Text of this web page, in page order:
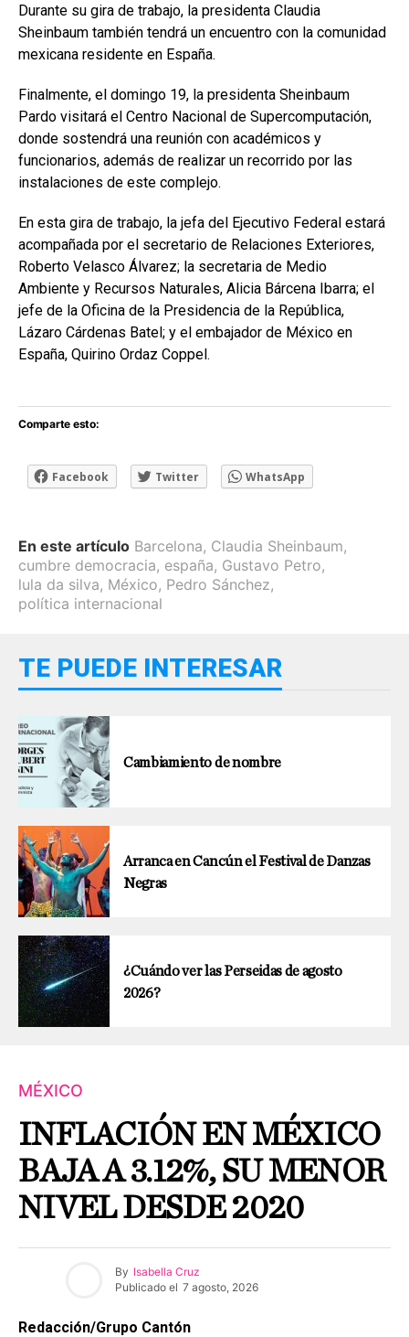
Durante su gira de trabajo, la presidenta Claudia
Sheinbaum también tendrá un encuentro con la comunidad
mexicana residente en España.
Finalmente, el domingo 19, la presidenta Sheinbaum
Pardo visitará el Centro Nacional de Supercomputación,
donde sostendrá una reunión con académicos y
funcionarios, además de realizar un recorrido por las
instalaciones de este complejo.
En esta gira de trabajo, la jefa del Ejecutivo Federal estará
acompañada por el secretario de Relaciones Exteriores,
Roberto Velasco Álvarez; la secretaria de Medio
Ambiente y Recursos Naturales, Alicia Bárcena Ibarra; el
jefe de la Oficina de la Presidencia de la República,
Lázaro Cárdenas Batel; y el embajador de México en
España, Quirino Ordaz Coppel.
Comparte esto:
Facebook Twitter WhatsApp
En este artículo Barcelona, Claudia Sheinbaum,
cumbre democracia, españa, Gustavo Petro,
lula da silva, México, Pedro Sánchez,
política internacional
TE PUEDE INTERESAR
Cambiamiento de nombre
Arranca en Cancún el Festival de Danzas
Negras
¿Cuándo ver las Perseidas de agosto
2026?
MÉXICO
INFLACIÓN EN MÉXICO
BAJA A 3.12%, SU MENOR
NIVEL DESDE 2020
By Isabella Cruz
Publicado el 7 agosto, 2026
Redacción/Grupo Cantón